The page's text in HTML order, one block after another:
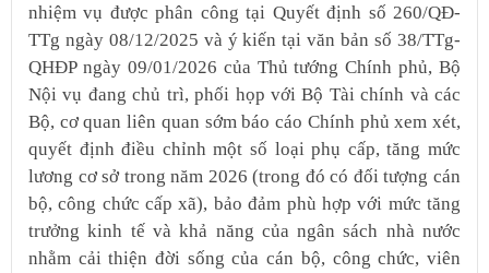
nhiệm vụ được phân công tại Quyết định số 260/QĐ-
TTg ngày 08/12/2025 và ý kiến tại văn bản số 38/TTg-
QHĐP ngày 09/01/2026 của Thủ tướng Chính phủ, Bộ
Nội vụ đang chủ trì, phối họp với Bộ Tài chính và các
Bộ, cơ quan liên quan sớm báo cáo Chính phủ xem xét,
quyết định điều chỉnh một số loại phụ cấp, tăng mức
lương cơ sở trong năm 2026 (trong đó có đối tượng cán
bộ, công chức cấp xã), bảo đảm phù hợp với mức tăng
trưởng kinh tế và khả năng của ngân sách nhà nước
nhằm cải thiện đời sống của cán bộ, công chức, viên